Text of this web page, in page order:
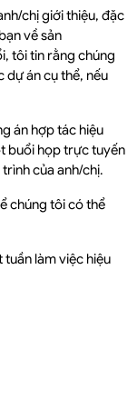
chị giới thiệu, đặc
về sản
tôi tin rằng chúng
dự án cụ thể, nếu
án hợp tác hiệu
buổi họp trực tuyến
của anh/chị.
chúng tôi có thể
tuần làm việc hiệu